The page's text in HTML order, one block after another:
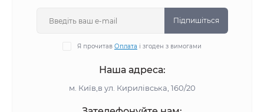
Підпишіться
Я прочитав Оплата і згоден з вимогами
Наша адреса:
м. Київ,в ул. Кирилівська, 160/20